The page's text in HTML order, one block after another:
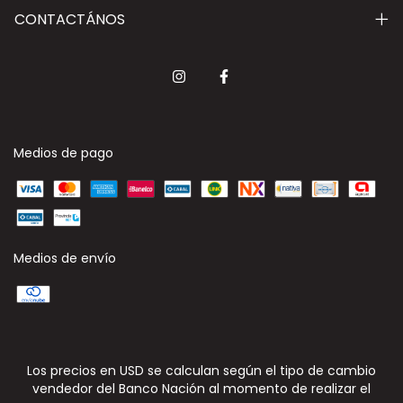
CONTACTÁNOS
Medios de pago
Medios de envío
Los precios en USD se calculan según el tipo de cambio
vendedor del Banco Nación al momento de realizar el